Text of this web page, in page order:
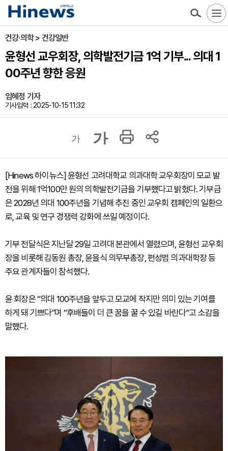
건강·의학 > 건강일반
윤형선 교우회장, 의학발전기금 1억 기부... 의대 1
00주년 향한 응원
임혜정 기자
기사입력 : 2025-10-15 11:32
가 가
[Hinews 하이뉴스] 윤형선 고려대학교 의과대학 교우회장이 모교 발
전을 위해 1억100만 원의 의학발전기금을 기부했다고 밝혔다. 기부금
은 2028년 의대 100주년을 기념해 추진 중인 교우회 캠페인의 일환으
로, 교육 및 연구 경쟁력 강화에 쓰일 예정이다.
기부 전달식은 지난달 29일 고려대 본관에서 열렸으며, 윤형선 교우회
장을 비롯해 김동원 총장, 윤을식 의무부총장, 편성범 의과대학장 등
주요 관계자들이 참석했다.
윤 회장은 “의대 100주년을 앞두고 모교에 작지만 의미 있는 기여를
하게 돼 기쁘다”며 “후배들이 더 큰 꿈을 꿀 수 있길 바란다”고 소감을
말했다.